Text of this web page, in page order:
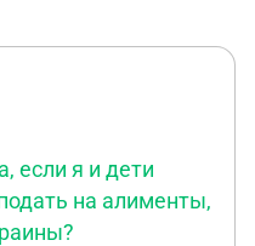
если я и дети
на алименты,